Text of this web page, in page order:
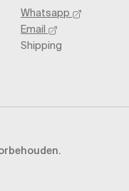
Whatsapp
Email
Shipping